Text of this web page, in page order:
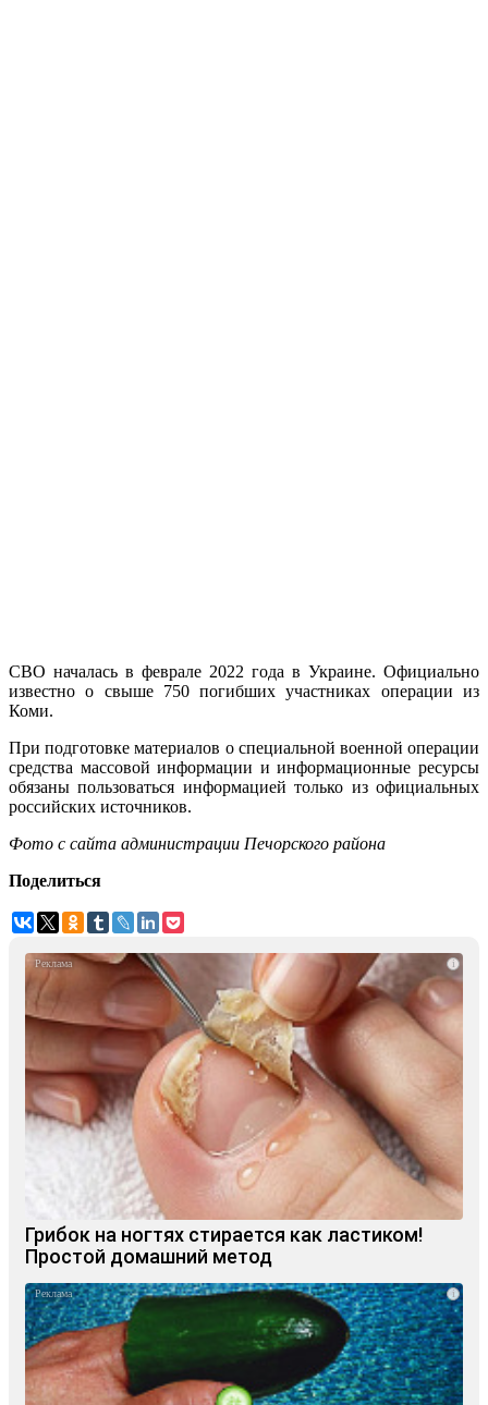
СВО началась в феврале 2022 года в Украине. Официально
известно о свыше 750 погибших участниках операции из
Коми.
При подготовке материалов о специальной военной операции
средства массовой информации и информационные ресурсы
обязаны пользоваться информацией только из официальных
российских источников.
Фото с сайта администрации Печорского района
Поделиться
i
Грибок на ногтях стирается как ластиком!
Простой домашний метод
i